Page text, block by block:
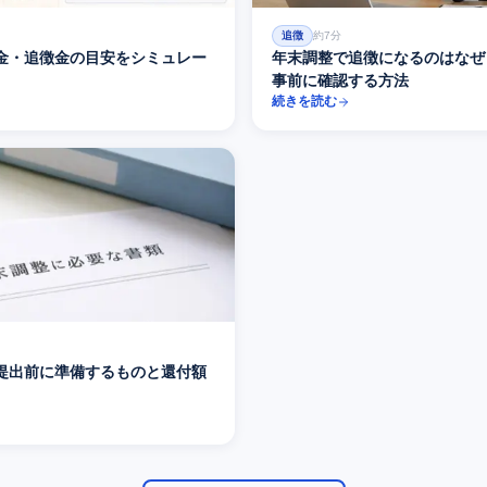
・追徴金の目安をシミュレー
追徴 約7分
年末調整で追徴になるのはな
事前に確認する方法
続きを読む
出前に準備するものと還付額